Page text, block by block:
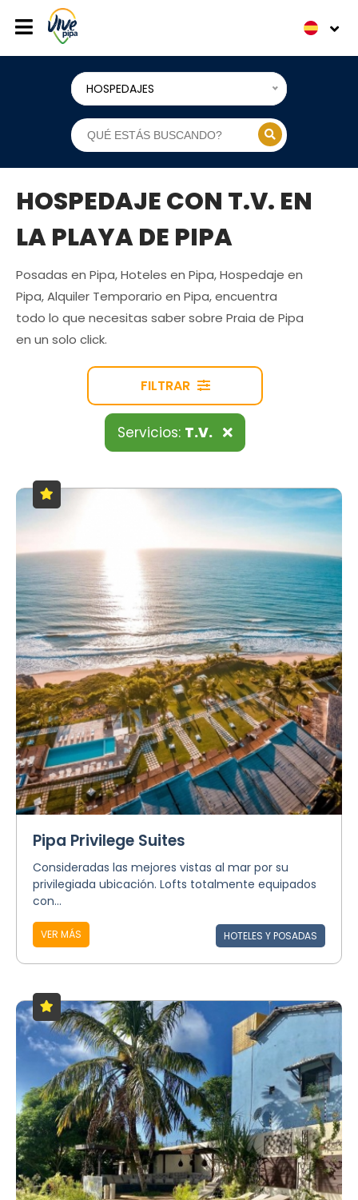
HOSPEDAJES
HOSPEDAJE CON T.V. EN
LA PLAYA DE PIPA
Posadas en Pipa, Hoteles en Pipa, Hospedaje en
Pipa, Alquiler Temporario en Pipa, encuentra
todo lo que necesitas saber sobre Praia de Pipa
en un solo click.
FILTRAR
Servicios: T.V.
Pipa Privilege Suites
Consideradas las mejores vistas al mar por su
privilegiada ubicación. Lofts totalmente equipados
con...
VER MÁS HOTELES Y POSADAS